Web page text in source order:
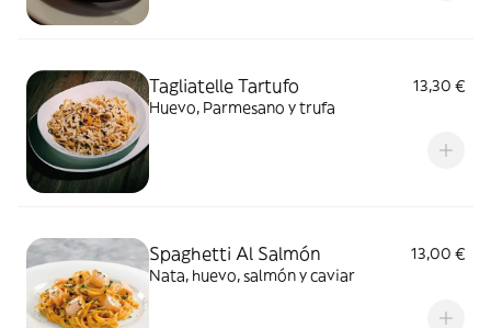
Tagliatelle Tartufo
13,30 €
Huevo, Parmesano y trufa
Spaghetti Al Salmón
13,00 €
Nata, huevo, salmón y caviar